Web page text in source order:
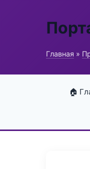
Главная »
🏠